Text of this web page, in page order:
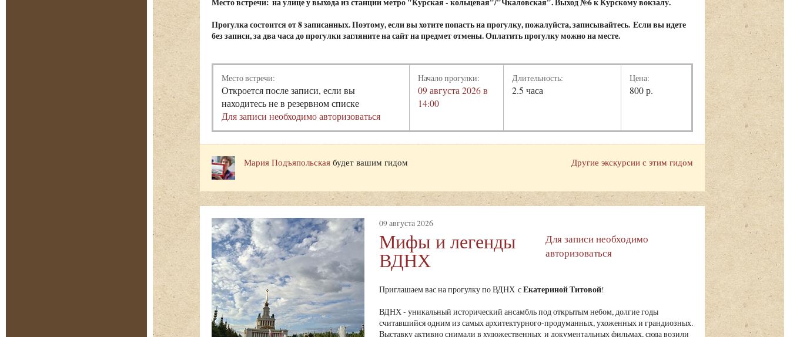
Прогулка состоится от 8 записанных. Поэтому, если вы хотите попасть на прогулку, пожалуйста, записывайтесь. Если вы идете
без записи, за два часа до прогулки загляните на сайт на предмет отмены. Оплатить прогулку можно на месте.
Место встречи:
Откроется после записи, если вы
находитесь не в резервном списке
Для записи необходимо авторизоваться
Начало прогулки:
09 августа 2026 в
14:00
Длительность:
2.5 часа
Цена:
800 р.
Другие экскурсии с этим гидом
Мария Подъяпольская будет вашим гидом
09 августа 2026
Мифы и легенды
ВДНХ
Для записи необходимо
авторизоваться
Приглашаем вас на прогулку по ВДНХ сЕкатериной Титовой!
ВДНХ - уникальный исторический ансамбль под открытым небом, долгие годы
считавшийся одним из самых архитектурного-продуманных, ухоженных и грандиозных.
Выставку активно снимали в художественных и документальных фильмах, сюда возили